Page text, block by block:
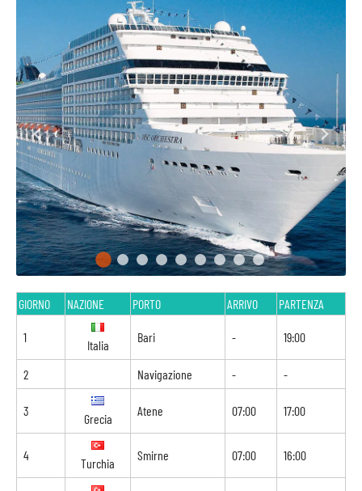
GIORNO NAZIONE PORTO ARRIVO PARTENZA
1
Italia
Bari - 19:00
2 Navigazione - -
3
Grecia
Atene 07:00 17:00
4
Turchia
Smirne 07:00 16:00